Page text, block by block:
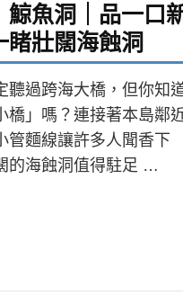
鯨魚洞｜品一口
睹壯闊海蝕洞
聽過跨海大橋，但你知
橋」嗎？連接著本島鄰
管麵線讓許多人聞香下
的海蝕洞值得駐足 …